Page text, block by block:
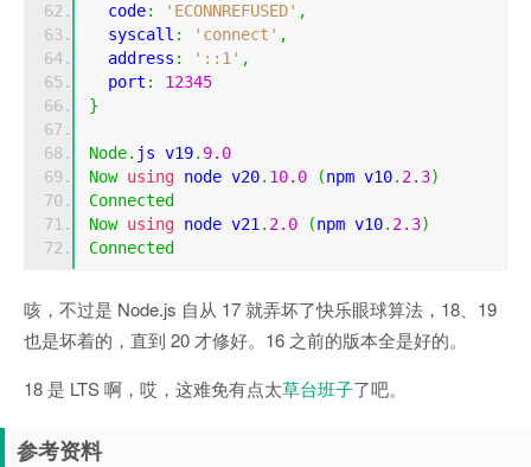
  code
: 'ECONNREFUSED' ,
  syscall
: 'connect' ,
  address
: '::1' ,
  port
:
12345
}
Node. js v19. 9.0
Now using node v20. 10.0 (npm v10. 2.3)
Connected
Now using node v21 . 2.0 (npm v10. 2.3)
Connected
咳，不过是 Node.js 自从 17 就弄坏了快乐眼球算法，18、19
也是坏着的，直到 20 才修好。16 之前的版本全是好的。
18 是 LTS 啊，哎，这难免有点太草台班子了吧。
参考资料